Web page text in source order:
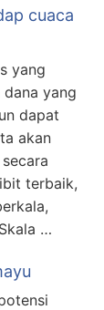
cuaca
yang
yang
dapat
akan
terbaik,
…